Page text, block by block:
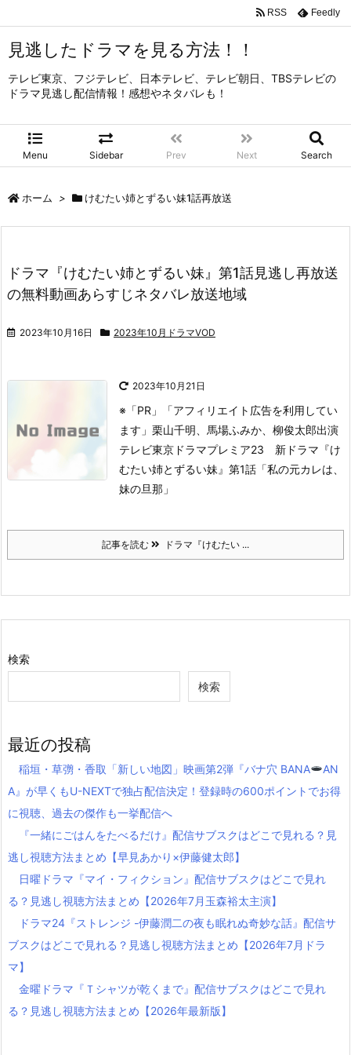
見逃したドラマを見る方法！！
テレビ東京、フジテレビ、日本テレビ、テレビ朝日、TBSテレビの
ドラマ見逃し配信情報！感想やネタバレも！
Menu Sidebar Prev Next Search
RSS Feedly
ホーム > けむたい姉とずるい妹1話再放送
ドラマ『けむたい姉とずるい妹』第1話見逃し再放送
の無料動画あらすじネタバレ放送地域
2023年10月16日 2023年10月ドラマVOD
2023年10月21日
※「PR」「アフィリエイト広告を利用してい
ます」 栗山千明、馬場ふみか、柳俊太郎出演
テレビ東京 ドラマプレミア23 新ドラマ『け
むたい姉とずるい妹』 第1話「私の元カレは、
妹の旦那」
記事を読む ドラマ『けむたい ...
検索
検索
最近の投稿
稲垣・草彅・香取「新しい地図」映画第2弾『バナ穴 BANA
AN
A』が早くもU-NEXTで独占配信決定！登録時の600ポイントでお得
に視聴、過去の傑作も一挙配信へ
『一緒にごはんをたべるだけ』配信サブスクはどこで見れる？見
逃し視聴方法まとめ【早見あかり×伊藤健太郎】
日曜ドラマ『マイ・フィクション』配信サブスクはどこで見れ
る？見逃し視聴方法まとめ【2026年7月玉森裕太主演】
ドラマ24『ストレンジ -伊藤潤二の夜も眠れぬ奇妙な話』配信サ
ブスクはどこで見れる？見逃し視聴方法まとめ【2026年7月ドラ
マ】
金曜ドラマ『Ｔシャツが乾くまで』配信サブスクはどこで見れ
る？見逃し視聴方法まとめ【2026年最新版】